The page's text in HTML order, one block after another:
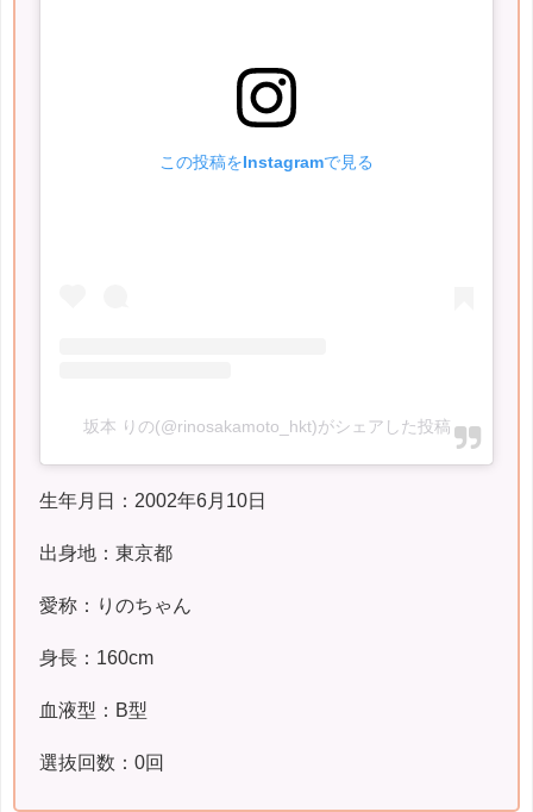
この投稿をInstagramで見る
坂本 りの(@rinosakamoto_hkt)がシェアした投稿
生年月日：2002年6月10日
出身地：東京都
愛称：りのちゃん
身長：160cm
血液型：B型
選抜回数：0回